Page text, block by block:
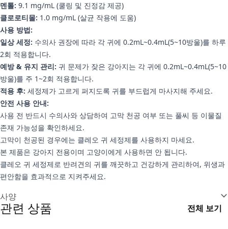
멘톨: 9.1 mg/mL (쿨링 및 진정감 제공)
클로로티몰: 1.0 mg/mL (살균 작용에 도움)
사용 방법:
일상 세정: 수의사 권장에 따라 각 귀에 0.2mL~0.4mL(5~10방울)를 하루
2회 적용합니다.
예방 & 유지 관리: 귀 문제가 잦은 강아지는 각 귀에 0.2mL~0.4mL(5~10
방울)를 주 1~2회 적용합니다.
적용 후: 세정제가 고르게 퍼지도록 귀를 부드럽게 마사지해 주세요.
안전 사용 안내:
사용 전 반드시 수의사와 상담하여 고막 천공 여부 또는 풀씨 등 이물질
존재 가능성을 확인하세요.
고막이 천공된 경우에는 클레오 귀 세정제를 사용하지 마세요.
본 제품은 강아지 전용이며 고양이에게 사용하면 안 됩니다.
클레오 귀 세정제로 반려견의 귀를 깨끗하고 건강하게 관리하여, 위생과
편안함을 효과적으로 지켜주세요.
사양
관련 상품 전체 보기